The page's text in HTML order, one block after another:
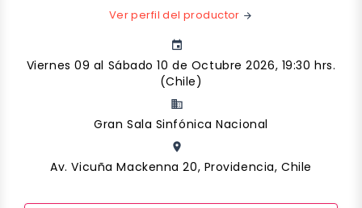
Ver perfil del productor arrow_forward
event
Viernes 09 al Sábado 10 de Octubre 2026, 19:30 hrs.
(Chile)
business
Gran Sala Sinfónica Nacional
place
Av. Vicuña Mackenna 20, Providencia, Chile